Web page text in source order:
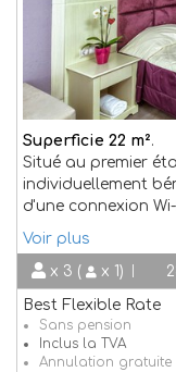
Superficie 22 m².
Situé au premier
individuellement
d'une connexion
Voir plus
x 3 (
x 1)
Best Flexible Rate
Sans pension
Inclus la TVA
Annulation gratuite